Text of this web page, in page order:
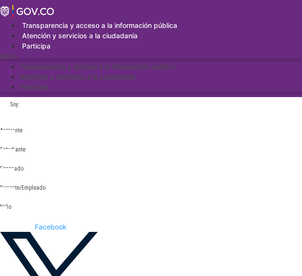
Saltar
al
contenidoTransparencia y acceso a la información pública
Atención y servicios a la ciudadanía
Participa
Menu
Transparencia y acceso a la información pública
Atención y servicios a la ciudadanía
Participa
Soy:
Aspirante
Estudiante
Egresado
Docente/Empleado
Niño
Facebook